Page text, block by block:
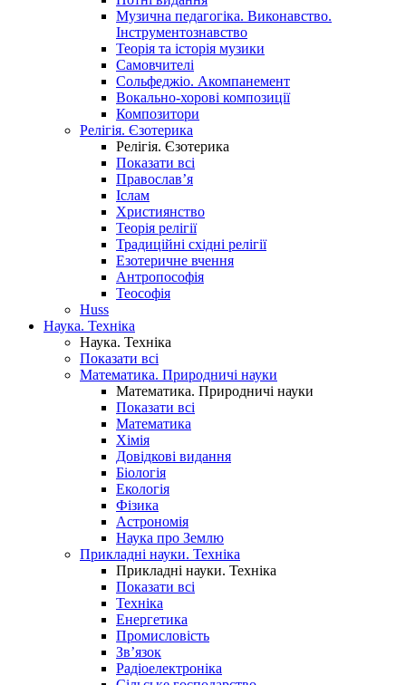
Музична педагогіка. Виконавство.
Інструментознавство
Теорія та історія музики
Самовчителі
Сольфеджіо. Акомпанемент
Вокально-хорові композиції
Композитори
Релігія. Єзотерика
Релігія. Єзотерика
Показати всі
Православ’я
Іслам
Християнство
Теорія релігії
Традиційні східні релігії
Езотеричне вчення
Антропософія
Теософія
Huss
Наука. Техніка
Наука. Техніка
Показати всі
Математика. Природничі науки
Математика. Природничі науки
Показати всі
Математика
Хімія
Довідкові видання
Біологія
Екологія
Фізика
Астрономія
Наука про Землю
Прикладні науки. Техніка
Прикладні науки. Техніка
Показати всі
Техніка
Енергетика
Промисловість
Зв’язок
Радіоелектроніка